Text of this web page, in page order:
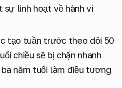
sự linh hoạt về hành vi
tạo tuần trước theo dõi 50
chiều sẽ bị chặn nhanh
năm tuổi làm điều tương